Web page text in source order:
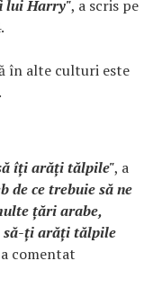
lui Harry", a scris pe
în alte culturi este
îți arăți tălpile", a
de ce trebuie să ne
țări arabe,
să-ți arăți tălpile
comentat